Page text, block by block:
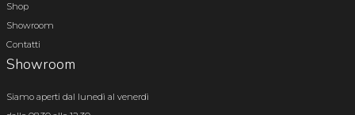
Shop
Showroom
Contatti
Showroom
Siamo aperti dal lunedì al venerdì